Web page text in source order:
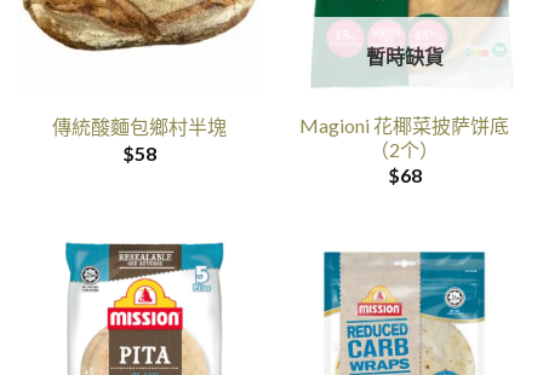
傳統酸麵包鄉村半塊
$58
暫時缺貨
Magioni 花椰菜披萨饼底
（2个）
$68